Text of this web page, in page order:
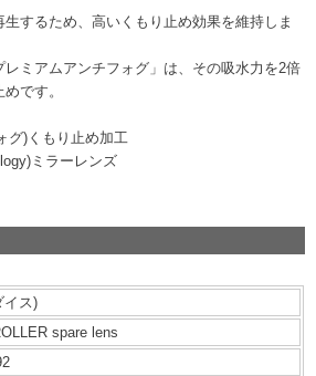
するため、高いくもり止め効果を維持しま
ミアムアンチフォグ」は、その吸水力を2倍
です。
グ)くもり止め加工
ミラーレンズ
イス)
spare lens